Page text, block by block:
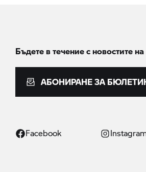
Бъдете в течение с новостите на
АБОНИРАНЕ ЗА
Facebook